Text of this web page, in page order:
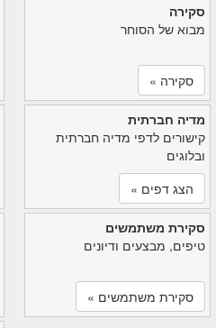
סקירה
מבוא של הסוחר
סקירה »
מדיה חברתית
קישורים לדפי מדיה חברתית
ובלוגים
הצג דפים »
סקירת משתמשים
טיפים, מבצעים ודיונים
סקירת משתמשים »